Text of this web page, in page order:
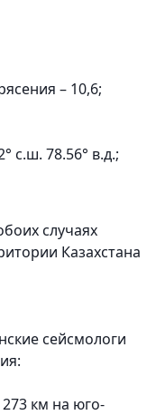
– 10,6;
с.ш. 78.56° в.д.;
случаях
Казахстана
сейсмологи
273 км на юго-